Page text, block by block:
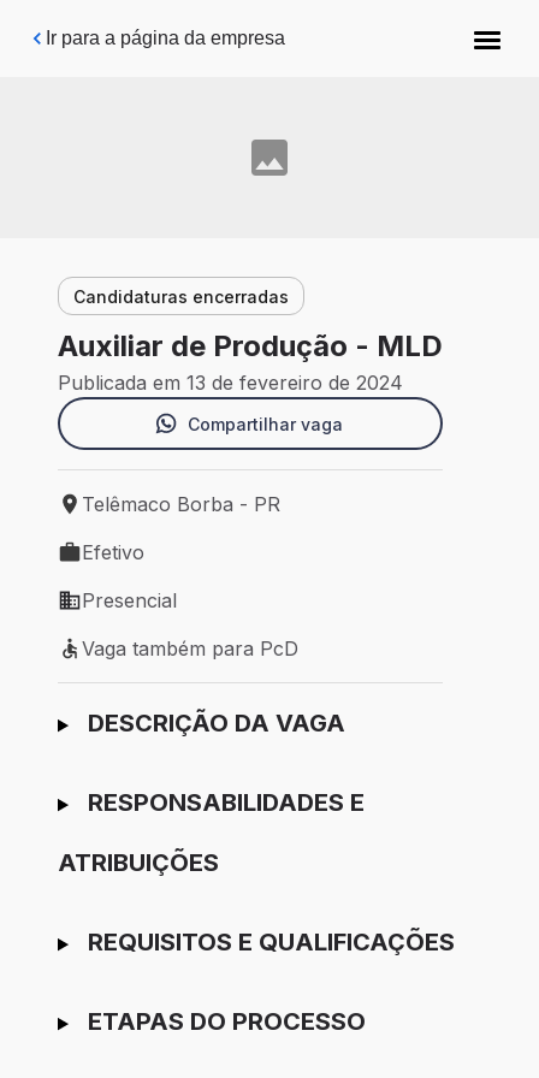
Pular para o conteúdo principal
Ir para a página da empresa
Candidaturas encerradas
Auxiliar de Produção - MLD
Publicada em 13 de fevereiro de 2024
Compartilhar vaga
Local de trabalho: Telêmaco Borba - PR
Telêmaco Borba - PR
Tipo de vaga: Efetivo
Efetivo
Modelo de trabalho: Presencial
Presencial
Vaga também para PcD
Vaga também para PcD
Ir para candidatura
DESCRIÇÃO DA VAGA
RESPONSABILIDADES E
ATRIBUIÇÕES
REQUISITOS E QUALIFICAÇÕES
ETAPAS DO PROCESSO